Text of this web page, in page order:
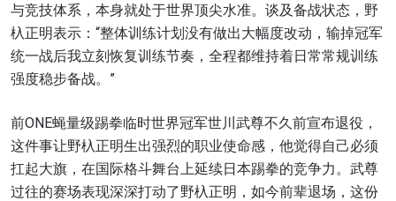
与竞技体系，本身就处于世界顶尖水准。谈及备战状态，野
杁正明表示：“整体训练计划没有做出大幅度改动，输掉冠军
统一战后我立刻恢复训练节奏，全程都维持着日常常规训练
强度稳步备战。”
前ONE蝇量级踢拳临时世界冠军世川武尊不久前宣布退役，
这件事让野杁正明生出强烈的职业使命感，他觉得自己必须
扛起大旗，在国际格斗舞台上延续日本踢拳的竞争力。武尊
过往的赛场表现深深打动了野杁正明，如今前辈退场，这份